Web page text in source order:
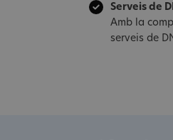
Serveis de
Amb la
serveis de